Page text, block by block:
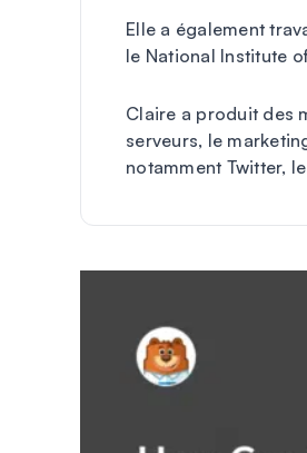
Elle a également
le National Institute
Claire a produit des
serveurs, le
notamment Twitter,